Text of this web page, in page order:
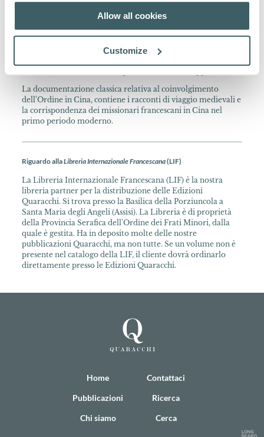
Allow all cookies
Customize
Informazione sulla Collana
La documentazione classica relativa al coinvolgimento
dell'Ordine in Cina, contiene i racconti di viaggio medievali e
la corrispondenza dei missionari francescani in Cina nel
primo periodo moderno.
Riguardo allaLibreria Internazionale Francescana(LIF)
La Libreria Internazionale Francescana (LIF) è la nostra
libreria partner per la distribuzione delle Edizioni
Quaracchi. Si trova presso la Basilica della Porziuncola a
Santa Maria degli Angeli (Assisi). La Libreria è di proprietà
della Provincia Serafica dell'Ordine dei Frati Minori, dalla
quale è gestita. Ha in deposito molte delle nostre
pubblicazioni Quaracchi, ma non tutte. Se un volume non è
presente nel catalogo della LIF, il cliente dovrà ordinarlo
direttamente presso le Edizioni Quaracchi.
Home
Pubblicazioni
Chi siamo
Contattaci
Ricerca
Cerca